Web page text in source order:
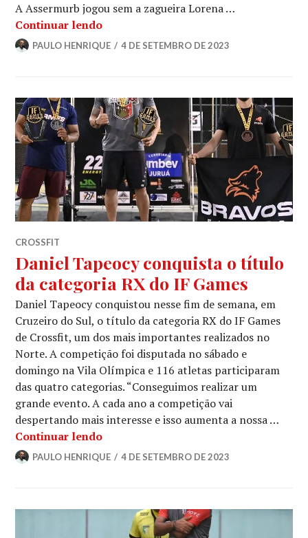
A Assermurb jogou sem a zagueira Lorena …
Continuar lendo
PAULO HENRIQUE 4 DE SETEMBRO DE 2023
CROSSFIT
Daniel Tapeocy conquista o título
da categoria RX do IF Games
Daniel Tapeocy conquistou nesse fim de semana, em
Cruzeiro do Sul, o título da categoria RX do IF Games
de Crossfit, um dos mais importantes realizados no
Norte. A competição foi disputada no sábado e
domingo na Vila Olímpica e 116 atletas participaram
das quatro categorias. “Conseguimos realizar um
grande evento. A cada ano a competição vai
despertando mais interesse e isso aumenta a nossa …
Continuar lendo
PAULO HENRIQUE 4 DE SETEMBRO DE 2023